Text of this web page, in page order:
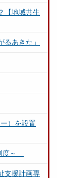
【地域共生
あきた」
）を設置
度～
支援計画専